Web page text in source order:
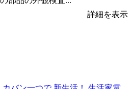
詳細を表示